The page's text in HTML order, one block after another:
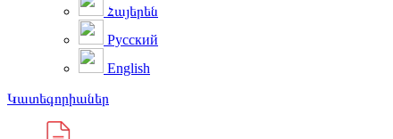
Հայերեն
Русский
English
Կատեգորիաներ